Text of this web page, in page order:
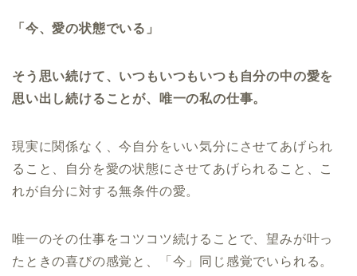
「今、愛の状態でいる」
そう思い続けて、いつもいつもいつも自分の中の愛を
思い出し続けることが、唯一の私の仕事。
現実に関係なく、今自分をいい気分にさせてあげられ
ること、自分を愛の状態にさせてあげられること、こ
れが自分に対する無条件の愛。
唯一のその仕事をコツコツ続けることで、望みが叶っ
たときの喜びの感覚と、「今」同じ感覚でいられる。